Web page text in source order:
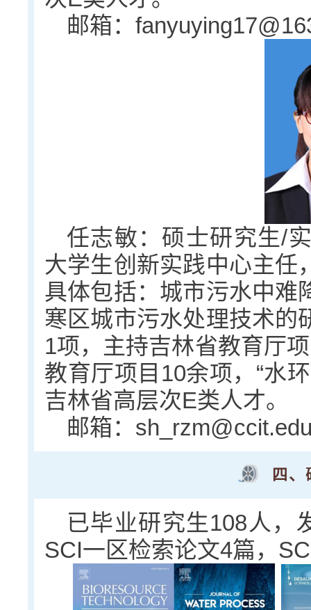
邮箱：
任志敏：硕士研究生/
大学生创新实践中心主任
具体包括：城市污水中难
寒区城市污水处理技术的
1项，主持吉林省教育厅
教育厅项目10余项，“水
吉林省高层次E类人才。
邮箱：
四
已毕业研究生108人，
SCI一区检索论文4篇，